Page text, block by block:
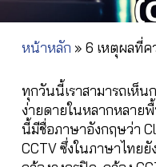
หน้าหลัก » 6 เหตุผลที่ค
ทุกวันนี้เราสามารถเห็น
ง่ายดายในหลากหลาย
นี้มีชื่อภาษาอังกฤษว่า
CCTV ซึ่งในภาษาไทยยั